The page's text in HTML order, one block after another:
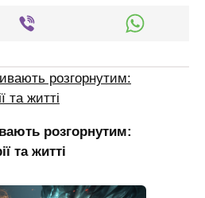
розгорнутим:
та житті